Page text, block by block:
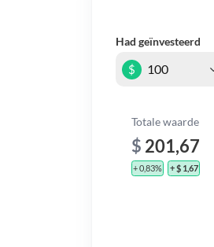
Had geïnvesteerd
$
Totale waarde
$ 201,67
+ 0,83% + $ 1,67